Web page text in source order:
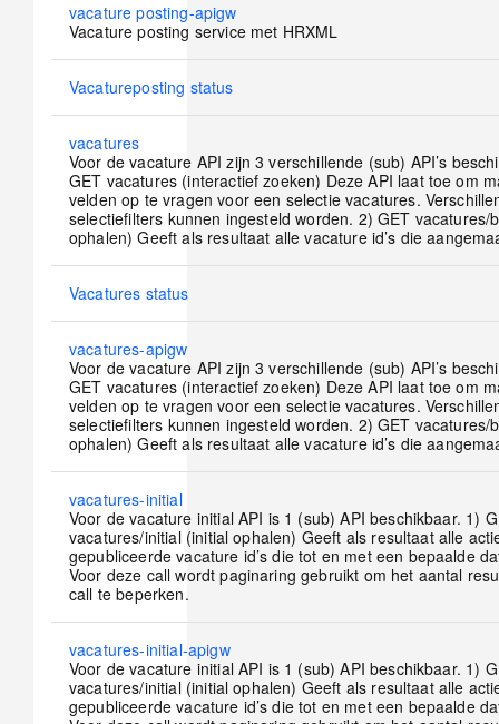
No
new
vacature posting-apigw
Vacature posting service met HRXML
No
Vacatureposting status
No
new
posts
vacatures
Voor de vacature API zijn 3 verschillende (sub) API’s
GET vacatures (interactief zoeken) Deze API laat toe om
velden op te vragen voor een selectie vacatures.
selectiefilters kunnen ingesteld worden. 2) GET vacatures/
ophalen) Geeft als resultaat alle vacature id’s die
No
Vacatures status
No
new
posts
vacatures-apigw
Voor de vacature API zijn 3 verschillende (sub) API’s
GET vacatures (interactief zoeken) Deze API laat toe om
velden op te vragen voor een selectie vacatures.
selectiefilters kunnen ingesteld worden. 2) GET vacatures/
ophalen) Geeft als resultaat alle vacature id’s die
No
new
posts
vacatures-initial
Voor de vacature initial API is 1 (sub) API beschikbaar. 1)
vacatures/initial (initial ophalen) Geeft als resultaat alle
gepubliceerde vacature id’s die tot en met een bepaalde
Voor deze call wordt paginaring gebruikt om het aantal
call te beperken.
No
new
posts
vacatures-initial-apigw
Voor de vacature initial API is 1 (sub) API beschikbaar. 1)
vacatures/initial (initial ophalen) Geeft als resultaat alle
gepubliceerde vacature id’s die tot en met een bepaalde